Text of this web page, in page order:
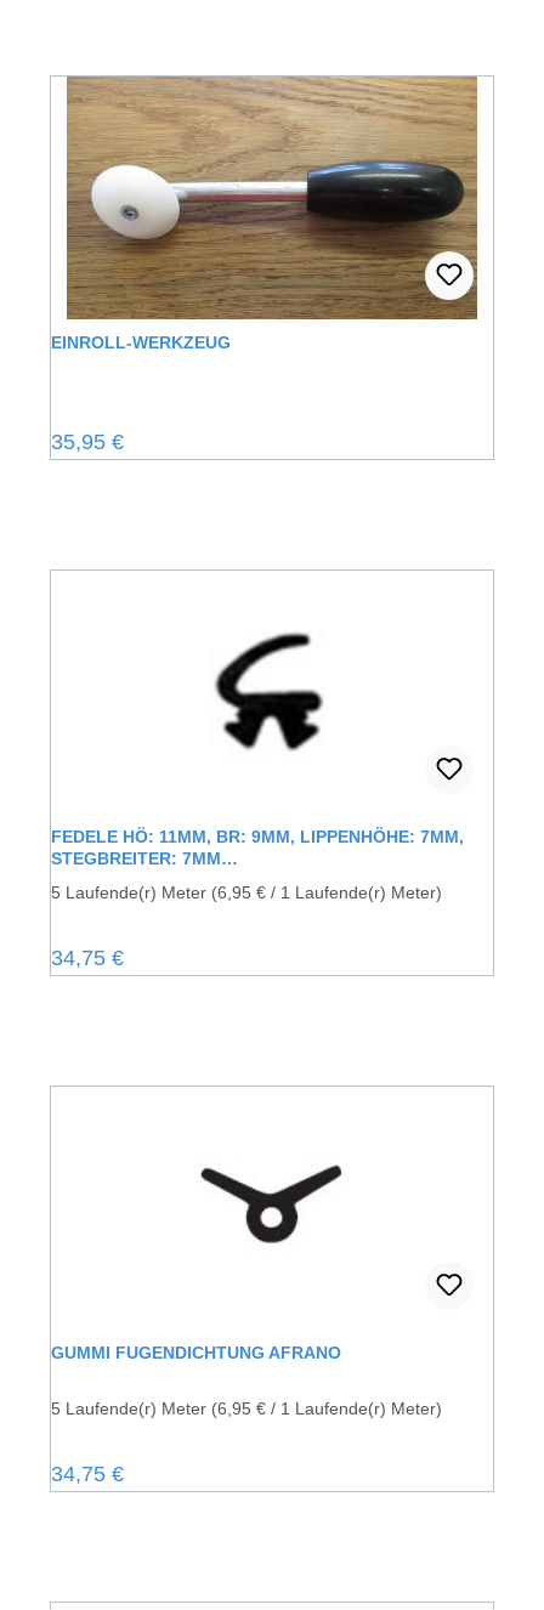
EINROLL-WERKZEUG
Regulärer Preis:
35,95 €
FEDELE HÖ: 11MM, BR: 9MM, LIPPENHÖHE: 7MM,
STEGBREITER: 7MM
5 Laufende(r) Meter (6,95 € / 1 Laufende(r) Meter)
Regulärer Preis:
34,75 €
GUMMI FUGENDICHTUNG AFRANO
5 Laufende(r) Meter (6,95 € / 1 Laufende(r) Meter)
Regulärer Preis:
34,75 €